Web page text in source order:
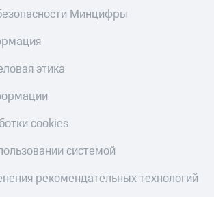
Минцифры
этика
cookies
системой
рекомендательных технологий